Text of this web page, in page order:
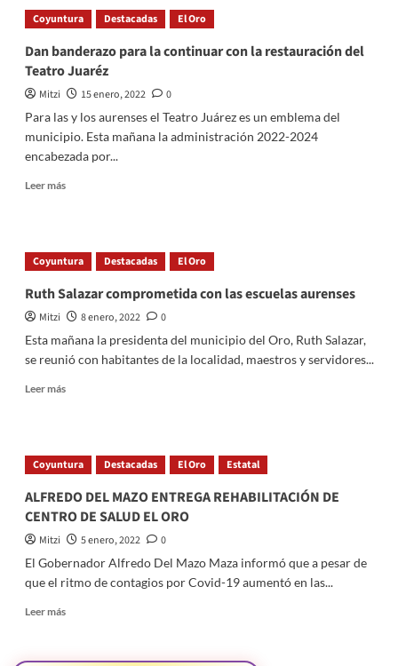
y
Primera
del
Consejo
Municipal
Seguridad
Pública:
El
Coyuntura Destacadas El Oro
Dan banderazo para la continuar con la restauración del
Teatro Juaréz
Mitzi 15 enero, 2022
0
Para las y los aurenses el Teatro Juárez es un emblema del
municipio. Esta mañana la administración 2022-2024
encabezada por...
Leer másRead
banderazo
para
continuar
con
la
del
Teatro
Coyuntura Destacadas El Oro
Ruth Salazar comprometida con las escuelas aurenses
Mitzi 8 enero, 2022
0
Esta mañana la presidenta del municipio del Oro, Ruth Salazar,
se reunió con habitantes de la localidad, maestros y servidores...
Leer másRead
Salazar
comprometida
las
escuelas
aurenses
Coyuntura Destacadas El Oro Estatal
ALFREDO DEL MAZO ENTREGA REHABILITACIÓN DE
CENTRO DE SALUD EL ORO
Mitzi 5 enero, 2022
0
El Gobernador Alfredo Del Mazo Maza informó que a pesar de
que el ritmo de contagios por Covid-19 aumentó en las...
Leer másRead
ALFREDO